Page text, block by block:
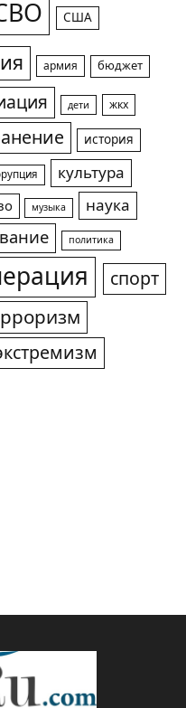
США
армия бюджет
дети жкх
история
культура
музыка
наука
политика
спорт